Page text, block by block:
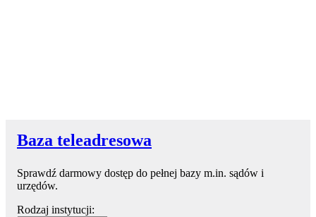
Baza teleadresowa
Sprawdź darmowy dostęp do pełnej bazy m.in. sądów i
urzędów.
Rodzaj instytucji: